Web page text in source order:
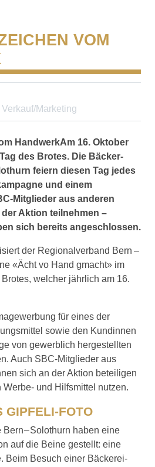
VOM
Verkauf/Marketing
HandwerkAm 16. Oktober
des Brotes. Die Bäcker-
feiern diesen Tag jedes
und einem
Mitglieder aus anderen
Aktion teilnehmen –
sich bereits angeschlossen.
der Regionalverband Bern –
«Ächt vo Hand gmacht» im
welcher jährlich am 16.
für eines der
sowie den Kundinnen
von gewerblich hergestellten
Auch SBC-Mitglieder aus
sich an der Aktion beteiligen
und Hilfsmittel nutzen.
GIPFELI-FOTO
– Solothurn haben eine
auf die Beine gestellt: eine
Beim Besuch einer Bäckerei-